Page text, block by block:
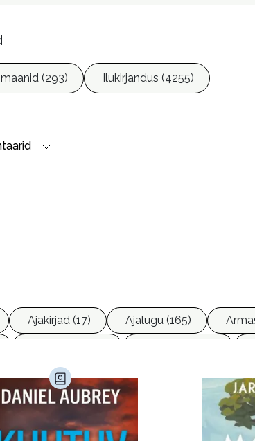
(293) Ilukirjandus (4255)
Ajakirjad (17) Ajalugu (165)
(23) Krimi
(580) Loodus (54)
Perioodika (15) Psühholoogia (184)